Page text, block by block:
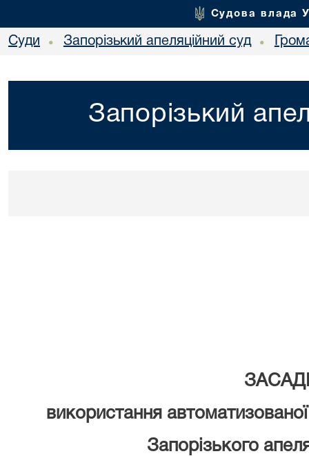
Судова влада
Суди • Запорізький апеляційний суд •
Запорізький
використання
Запорізького